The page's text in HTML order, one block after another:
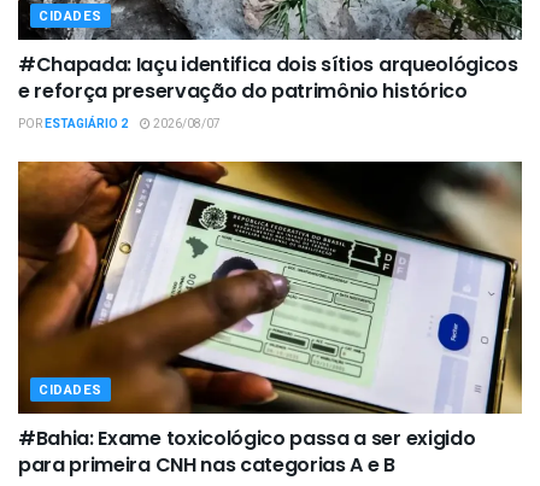
CIDADES
#Chapada: Iaçu identifica dois sítios arqueológicos
e reforça preservação do patrimônio histórico
PORESTAGIÁRIO 2 2026/08/07
CIDADES
#Bahia: Exame toxicológico passa a ser exigido
para primeira CNH nas categorias A e B